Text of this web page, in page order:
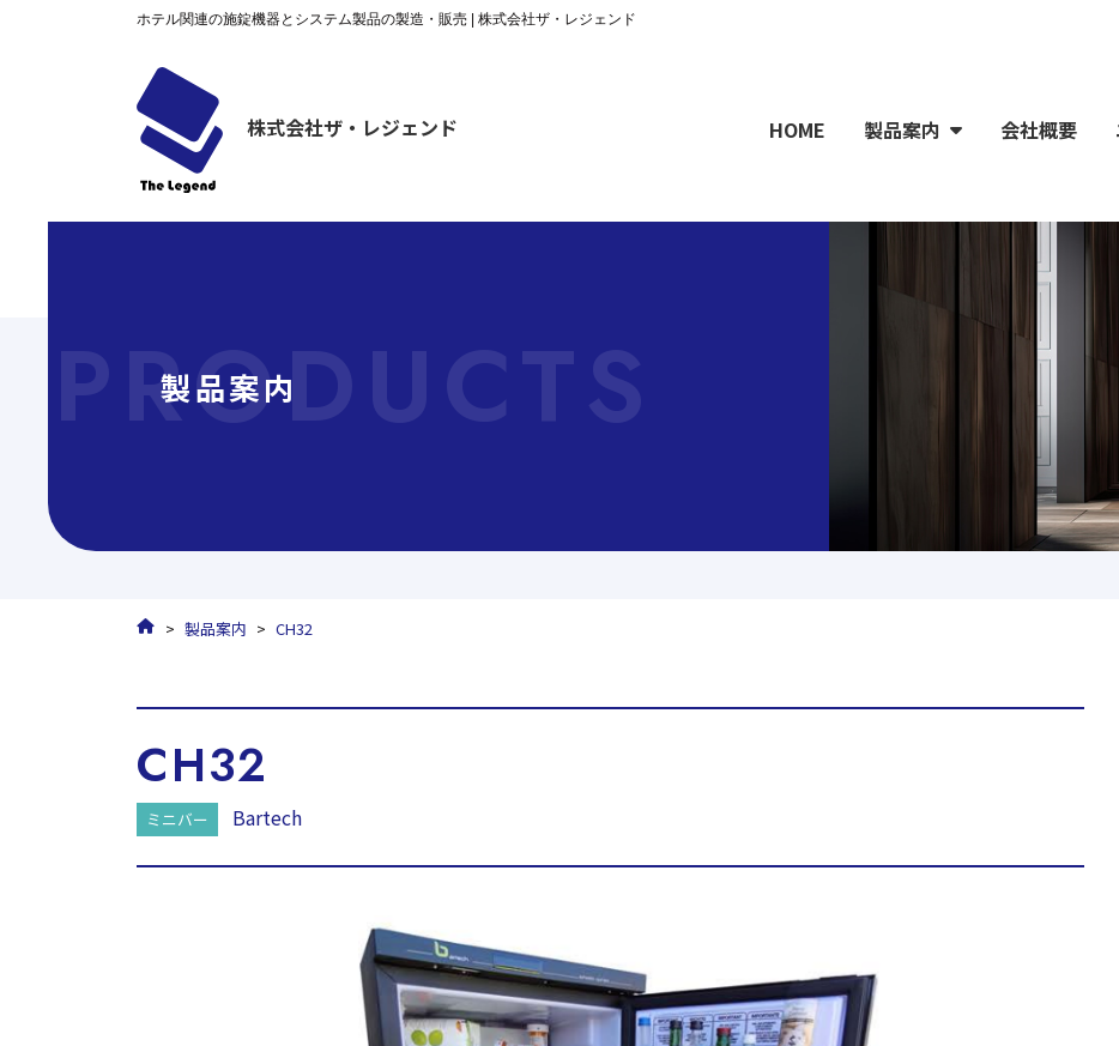
ホテル関連の施錠機器とシステム製品の製造・販売 | 株式会社ザ・レジェンド
株式会社ザ・レジェンド HOME 製品案内 会社概要
製品案内
HOME製品案内 CH32
CH32
ミニバー Bartech